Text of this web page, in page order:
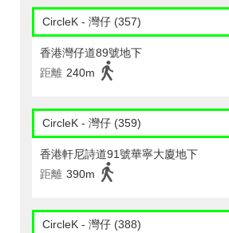
CircleK - 灣仔 (357)
香港灣仔道89號地下
距離 240m
CircleK - 灣仔 (359)
香港軒尼詩道91號華寧大廈地下
距離 390m
CircleK - 灣仔 (388)